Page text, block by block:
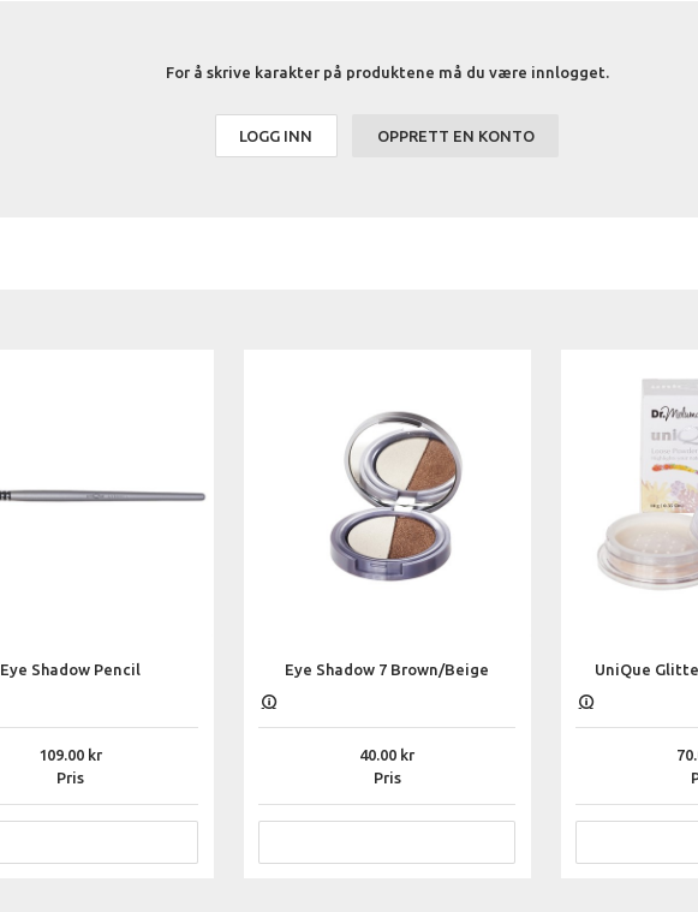
For å skrive karakter på produktene må du være innlogget.
LOGG INN OPPRETT EN KONTO
Eye Shadow Pencil
Pris
109.00
Eye Shadow 7 Brown/Beige
Pris
40.00
UniQue